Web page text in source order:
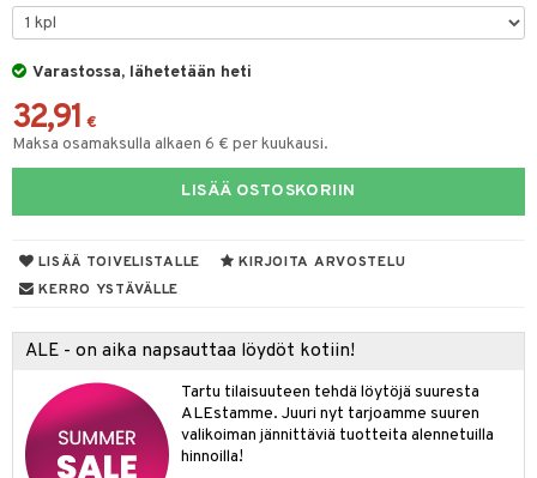
Varastossa, lähetetään heti
32,91 €
Maksa osamaksulla alkaen 6 € per kuukausi.
LISÄÄ OSTOSKORIIN
LISÄÄ TOIVELISTALLE
KIRJOITA ARVOSTELU
KERRO YSTÄVÄLLE
ALE - on aika napsauttaa löydöt kotiin!
Tartu tilaisuuteen tehdä löytöjä suuresta
ALEstamme. Juuri nyt tarjoamme suuren
valikoiman jännittäviä tuotteita alennetuilla
hinnoilla!
Maustemyllyt
/ Outdoor
& Vihannesveitset
sisustus